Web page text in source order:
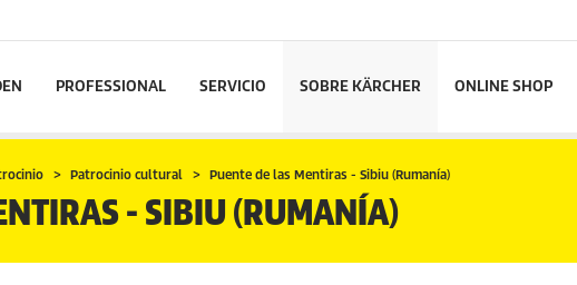
PROFESSIONAL SERVICIO SOBRE KÄRCHER ONLINE SHOP
Patrocinio cultural Puente de las Mentiras - Sibiu (Rumanía)
- SIBIU (RUMANÍA)